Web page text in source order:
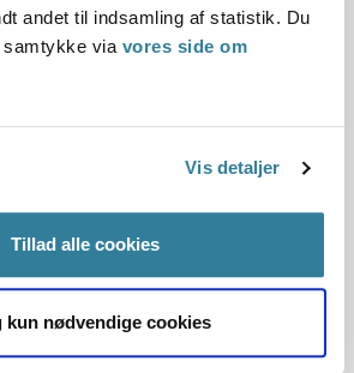
andet til indsamling af statistik. Du
via vores side om
Vis detaljer
Tillad alle cookies
kun nødvendige cookies
og længerevarende læringsforløb
vores åbne betalingskurser tilbyder vi
de skræddersyede kurser og
til at kontakte os påast@ast.dk